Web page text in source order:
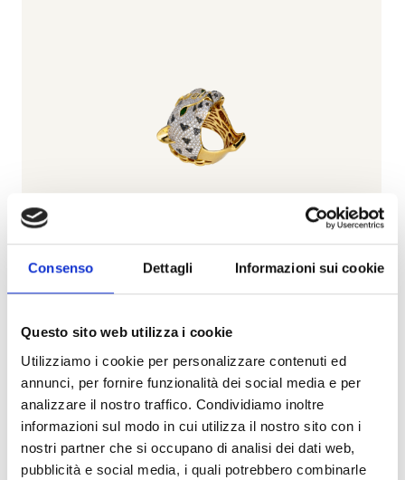
Consenso Dettagli Informazioni sui cookie
Questo sito web utilizza i cookie
Utilizziamo i cookie per personalizzare contenuti ed
annunci, per fornire funzionalità dei social media e per
analizzare il nostro traffico. Condividiamo inoltre
informazioni sul modo in cui utilizza il nostro sito con i
nostri partner che si occupano di analisi dei dati web,
pubblicità e social media, i quali potrebbero combinarle
Animalier
BARTORELLI ITALIAN JEWELS
Anello testa di giaguaro in oro giallo con pave' di
diamanti - FOREST020
€ 45.360,00